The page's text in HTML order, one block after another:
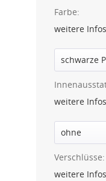
Farbe:
weitere
weitere
Verschlüsse:
weitere